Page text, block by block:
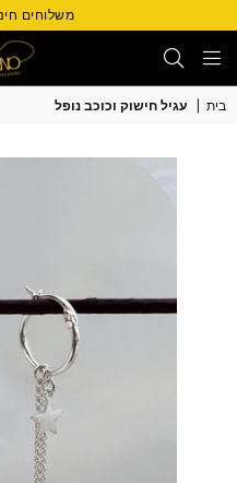
משלוחים
Adorno
בית עגיל חישוק וכוכב נופל